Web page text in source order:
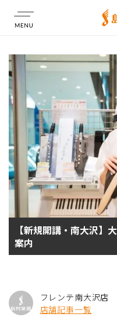
店舗情報
【新規開講・南大沢】
案内
フレンテ南大沢店
店舗記事一覧